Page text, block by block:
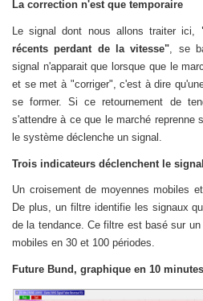
La correction n'est que temporaire
Le signal dont nous allons traiter ici,
récents perdant de la vitesse" , se
signal n'apparait que lorsque que le
et se met à "corriger", c'est à dire
se former. Si ce retournement de
s'attendre à ce que le marché reprenne
le système déclenche un signal.
Trois indicateurs déclenchent le signal
Un croisement de moyennes mobiles
De plus, un filtre identifie les signaux
de la tendance. Ce filtre est basé sur
mobiles en 30 et 100 périodes.
Future Bund, graphique en 10 minutes